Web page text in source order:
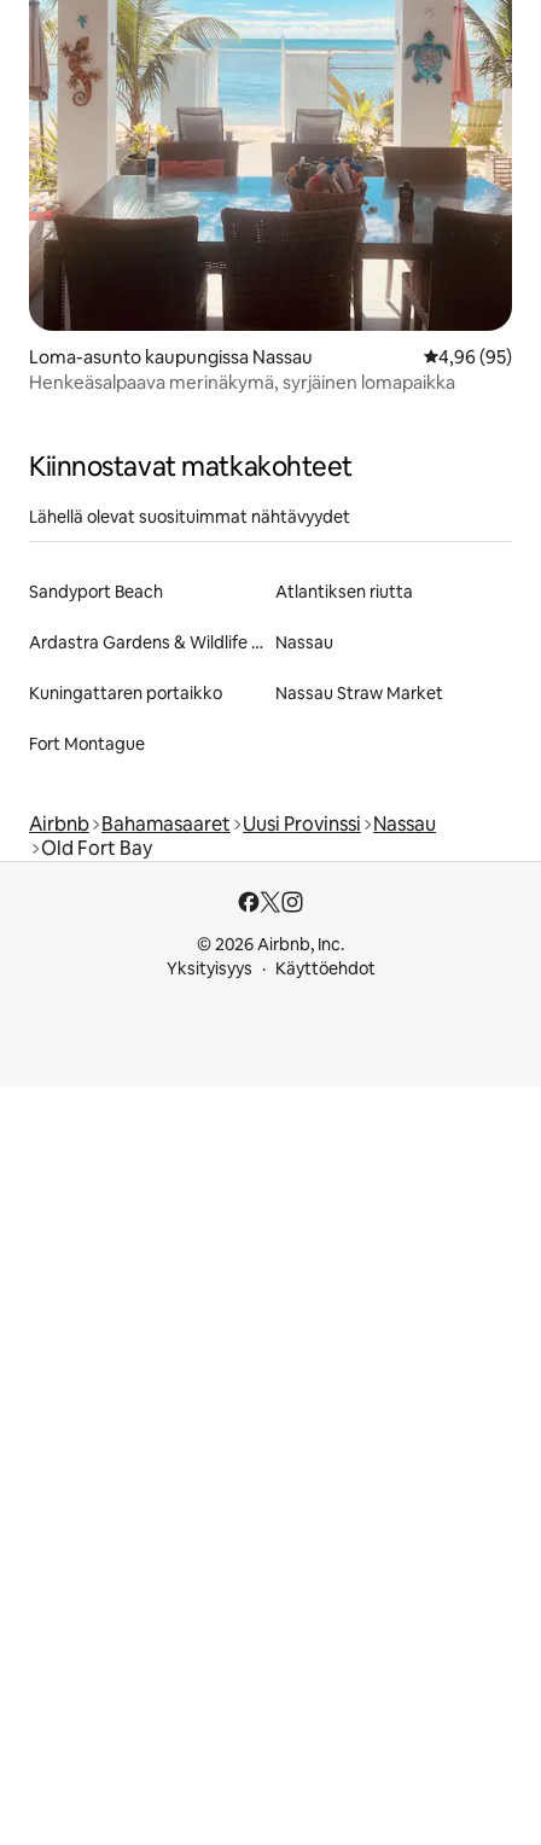
Loma-asunto kaupungissa Nassau
4,96 (95)
Henkeäsalpaava merinäkymä, syrjäinen lomapaikka
Kiinnostavat matkakohteet
Lähellä olevat suosituimmat nähtävyydet
Sandyport Beach Atlantiksen riutta
Ardastra Gardens & Wildlife Conservation Centre Nassau
Kuningattaren portaikko Nassau Straw Market
Fort Montague
Airbnb Bahamasaaret Uusi Provinssi Nassau
Old Fort Bay
© 2026 Airbnb, Inc.
Yksityisyys
Käyttöehdot